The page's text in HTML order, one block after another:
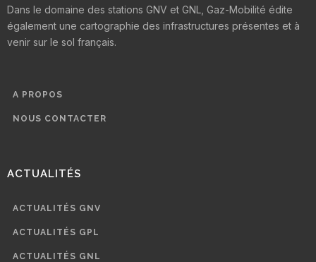
Dans le domaine des stations GNV et GNL, Gaz-Mobilité édite
également une cartographie des infrastructures présentes et à
venir sur le sol français.
A PROPOS
NOUS CONTACTER
ACTUALITÉS
ACTUALITÉS GNV
ACTUALITÉS GPL
ACTUALITÉS GNL